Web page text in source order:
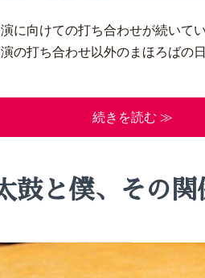
に向けての打ち合わせが続いて
の打ち合わせ以外のまほろばの
続きを読む ≫
鼓と僕、その関